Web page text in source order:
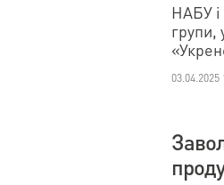
НАБУ і
групи,
03.04.2025